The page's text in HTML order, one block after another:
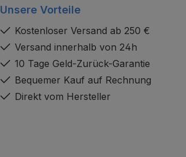
Unsere Vorteile
Kostenloser Versand ab 250 €
Versand innerhalb von 24h
10 Tage Geld-Zurück-Garantie
Bequemer Kauf auf Rechnung
Direkt vom Hersteller